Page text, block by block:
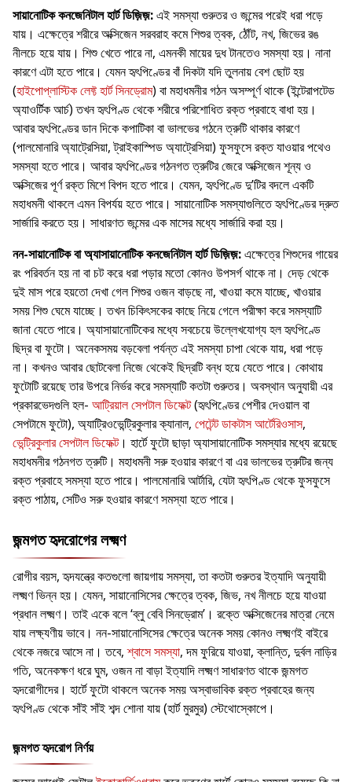
সায়ানোটিক কনজেনিটাল হার্ট ডিজ়িজ়:এই সমস্যা গুরুতর ও জন্মের পরেই ধরা পড়ে
যায়। এক্ষেত্রে শরীরে অক্সিজেন সরবরাহ কমে শিশুর ত্বক, ঠৌঁট, নখ, জিভের রঙ
নীলচে হয়ে যায়। শিশু খেতে পারে না, এমনকী মায়ের দুধ টানতেও সমস্যা হয়। নানা
কারণে এটা হতে পারে। যেমন হৃৎপিণ্ডের বাঁ দিকটা যদি তুলনায় বেশ ছোট হয়
(হাইপোপ্লাস্টিক লেফ্ট হার্ট সিনড্রোম) বা মহাধমনীর গঠন অসম্পূর্ণ থাকে (ইন্টেরাপটেড
অ্যাওর্টিক আর্চ) তখন হৃৎপিণ্ড থেকে শরীরে পরিশোধিত রক্ত প্রবাহে বাধা হয়।
আবার হৃৎপিণ্ডের ডান দিকে কপাটিকা বা ভালভের গঠনে ত্রুটি থাকার কারণে
(পালমোনারি অ্যাট্রেসিয়া, ট্রাইকাস্পিড অ্যাট্রেসিয়া) ফুসফুসে রক্ত যাওয়ার পথেও
সমস্যা হতে পারে। আবার হৃৎপিণ্ডের গঠনগত ত্রুটির জেরে অক্সিজেন শূন্য ও
অক্সিজের পূর্ণ রক্ত মিশে বিপদ হতে পারে। যেমন, হৃৎপিণ্ডে দু’টির বদলে একটি
মহাধমনী থাকলে এমন বিপর্যয় হতে পারে। সায়ানোটিক সমস্যাগুলিতে হৃৎপিণ্ডের দ্রুত
সার্জারি করতে হয়। সাধারণত জন্মের এক মাসের মধ্যে সার্জারি করা হয়।
নন-সায়ানোটিক বা অ্যাসায়ানোটিক কনজেনিটাল হার্ট ডিজ়িজ়:এক্ষেত্রে শিশুদের গায়ের
রং পরিবর্তন হয় না বা চট করে ধরা পড়ার মতো কোনও উপসর্গ থাকে না। দেড় থেকে
দুই মাস পরে হয়তো দেখা গেল শিশুর ওজন বাড়ছে না, খাওয়া কমে যাচ্ছে, খাওয়ার
সময় শিশু ঘেমে যাচ্ছে। তখন চিকিৎসকের কাছে নিয়ে গেলে পরীক্ষা করে সমস্যাটি
জানা যেতে পারে। অ্যাসায়ানোটিকের মধ্যে সবচেয়ে উল্লেখযোগ্য হল হৃৎপিণ্ডে
ছিদ্র বা ফুটো। অনেকসময় বড়বেলা পর্যন্ত এই সমস্যা চাপা থেকে যায়, ধরা পড়ে
না। কখনও আবার ছোটবেলা নিজে থেকেই ছিদ্রটি বন্ধ হয়ে যেতে পারে। কোথায়
ফুটোটি রয়েছে তার উপরে নির্ভর করে সমস্যাটি কতটা গুরুতর। অবস্থান অনুযায়ী এর
প্রকারভেদগুলি হল- আট্রিয়াল সেপটাল ডিফেক্ট(হৃৎপিণ্ডের পেশীর দেওয়াল বা
সেপটামে ফুটো), অ্যাট্রিওভেন্ট্রিকুলার ক্যানাল, পেটেন্ট ডাকটাস আর্টেরিওসাস,
ভেন্ট্রিকুলার সেপটাল ডিফেক্ট। হার্টে ফুটো ছাড়া অ্যাসায়ানোটিক সমস্যার মধ্যে রয়েছে
মহাধমনীর গঠনগত ত্রুটি। মহাধমনী সরু হওয়ার কারণে বা এর ভালভের ত্রুটির জন্য
রক্ত প্রবাহে সমস্যা হতে পারে। পালমোনারি আর্টারি, যেটা হৃৎপিণ্ড থেকে ফুসফুসে
রক্ত পাঠায়, সেটিও সরু হওয়ার কারণে সমস্যা হতে পারে।
জন্মগত হৃদরোগের লক্ষ্মণ
রোগীর বয়স, হৃদযন্ত্রে কতগুলো জায়গায় সমস্যা, তা কতটা গুরুতর ইত্যাদি অনুযায়ী
লক্ষ্মণ ভিন্ন হয়। যেমন, সায়ানোসিসের ক্ষেত্রে ত্বক, জিভ, নখ নীলচে হয়ে যাওয়া
প্রধান লক্ষ্মণ। তাই একে বলে ‘ব্লু বেবি সিনড্রোম’। রক্তে অক্সিজেনের মাত্রা নেমে
যায় লক্ষ্যণীয় ভাবে। নন-সায়ানোসিসের ক্ষেত্রে অনেক সময় কোনও লক্ষ্মণই বাইরে
থেকে নজরে আসে না। তবে,শ্বাসে সমস্যা, দম ফুরিয়ে যাওয়া, ক্লান্তি, দুর্বল নাড়ির
গতি, অনেকক্ষণ ধরে ঘুম, ওজন না বাড়া ইত্যাদি লক্ষ্মণ সাধারণত থাকে জন্মগত
হৃদরোগীদের। হার্টে ফুটো থাকলে অনেক সময় অস্বাভাবিক রক্ত প্রবাহের জন্য
হৃৎপিণ্ড থেকে সাঁই সাঁই শব্দ শোনা যায় (হার্ট মুরমুর) স্টেথোস্কোপে।
জন্মগত হৃদরোগ নির্ণয়